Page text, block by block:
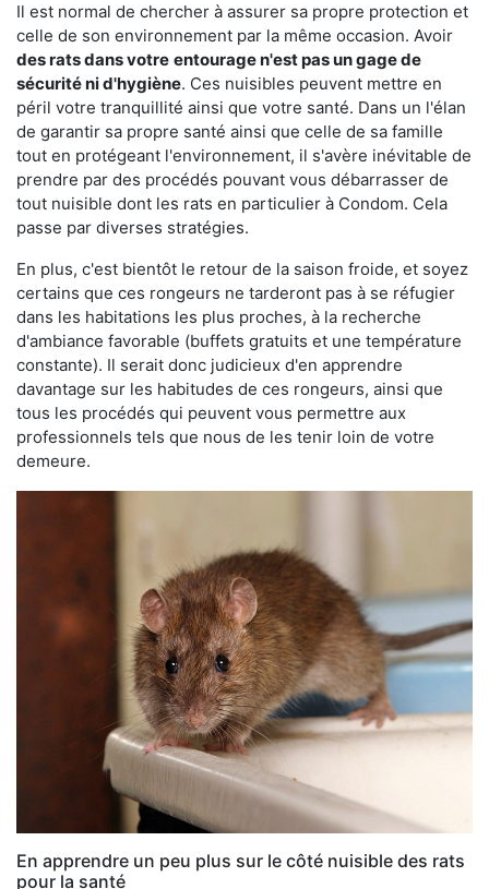
Il est normal de chercher à assurer sa propre protection et
celle de son environnement par la même occasion. Avoir
des rats dans votre entourage n'est pas un gage de
sécurité ni d'hygiène. Ces nuisibles peuvent mettre en
péril votre tranquillité ainsi que votre santé. Dans un l'élan
de garantir sa propre santé ainsi que celle de sa famille
tout en protégeant l'environnement, il s'avère inévitable de
prendre par des procédés pouvant vous débarrasser de
tout nuisible dont les rats en particulier à Condom. Cela
passe par diverses stratégies.
En plus, c'est bientôt le retour de la saison froide, et soyez
certains que ces rongeurs ne tarderont pas à se réfugier
dans les habitations les plus proches, à la recherche
d'ambiance favorable (buffets gratuits et une température
constante). Il serait donc judicieux d'en apprendre
davantage sur les habitudes de ces rongeurs, ainsi que
tous les procédés qui peuvent vous permettre aux
professionnels tels que nous de les tenir loin de votre
demeure.
En apprendre un peu plus sur le côté nuisible des rats
pour la santé